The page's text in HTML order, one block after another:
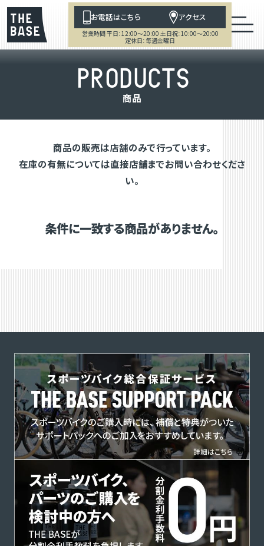
お電話はこちら アクセス
営業時間 平日：12:00～20:00 土日祝：10:00～20:00
定休日：毎週金曜日
PRODUCTS
商品
商品の販売は店舗のみで行っています。
在庫の有無については直接店舗までお問い合わせくださ
い。
条件に一致する商品がありません。